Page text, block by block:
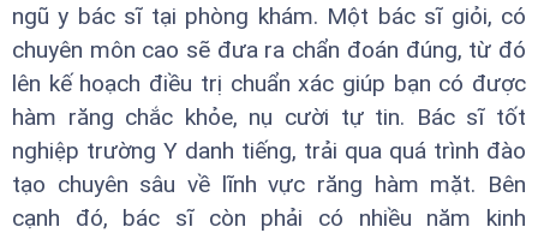
ngũ y bác sĩ tại phòng khám. Một bác sĩ giỏi, có
chuyên môn cao sẽ đưa ra chẩn đoán đúng, từ đó
lên kế hoạch điều trị chuẩn xác giúp bạn có được
hàm răng chắc khỏe, nụ cười tự tin. Bác sĩ tốt
nghiệp trường Y danh tiếng, trải qua quá trình đào
tạo chuyên sâu về lĩnh vực răng hàm mặt. Bên
cạnh đó, bác sĩ còn phải có nhiều năm kinh